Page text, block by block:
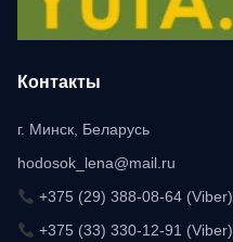
Контакты
г. Минск, Беларусь
hodosok_lena@mail.ru
+375 (29) 388-08-64
+375 (33) 330-12-91